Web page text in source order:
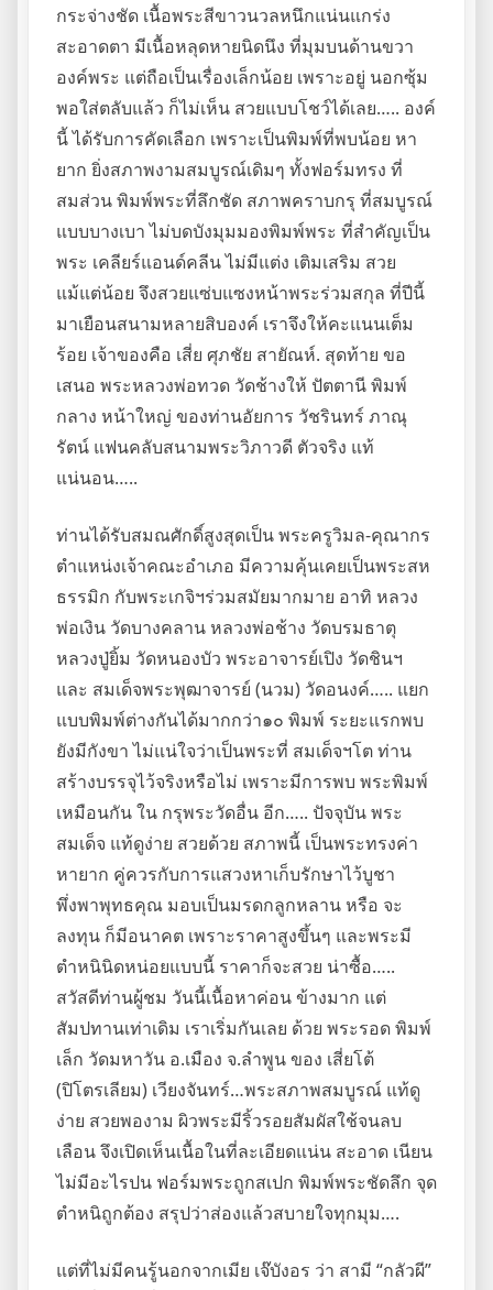
กระจ่างชัด เนื้อพระสีขาวนวลหนึกแน่นแกร่ง
สะอาดตา มีเนื้อหลุดหายนิดนึง ที่มุมบนด้านขวา
องค์พระ แต่ถือเป็นเรื่องเล็กน้อย เพราะอยู่ นอกซุ้ม
พอใส่ตลับแล้ว ก็ไม่เห็น สวยแบบโชว์ได้เลย….. องค์
นี้ ได้รับการคัดเลือก เพราะเป็นพิมพ์ที่พบน้อย หา
ยาก ยิ่งสภาพงามสมบูรณ์เดิมๆ ทั้งฟอร์มทรง ที่
สมส่วน พิมพ์พระที่ลึกชัด สภาพคราบกรุ ที่สมบูรณ์
แบบบางเบา ไม่บดบังมุมมองพิมพ์พระ ที่สำคัญเป็น
พระ เคลียร์แอนด์คลีน ไม่มีแต่ง เติมเสริม สวย
แม้แต่น้อย จึงสวยแซ่บแซงหน้าพระร่วมสกุล ที่ปีนี้
มาเยือนสนามหลายสิบองค์ เราจึงให้คะแนนเต็ม
ร้อย เจ้าของคือ เสี่ย ศุภชัย สายัณห์. สุดท้าย ขอ
เสนอ พระหลวงพ่อทวด วัดช้างให้ ปัตตานี พิมพ์
กลาง หน้าใหญ่ ของท่านอัยการ วัชรินทร์ ภาณุ
รัตน์ แฟนคลับสนามพระวิภาวดี ตัวจริง แท้
แน่นอน…..
ท่านได้รับสมณศักดิ์สูงสุดเป็น พระครูวิมล-คุณากร
ตำแหน่งเจ้าคณะอำเภอ มีความคุ้นเคยเป็นพระสห
ธรรมิก กับพระเกจิฯร่วมสมัยมากมาย อาทิ หลวง
พ่อเงิน วัดบางคลาน หลวงพ่อช้าง วัดบรมธาตุ
หลวงปู่ยิ้ม วัดหนองบัว พระอาจารย์เปิง วัดชินฯ
และ สมเด็จพระพุฒาจารย์ (นวม) วัดอนงค์….. แยก
แบบพิมพ์ต่างกันได้มากกว่า๑๐ พิมพ์ ระยะแรกพบ
ยังมีกังขา ไม่แน่ใจว่าเป็นพระที่ สมเด็จฯโต ท่าน
สร้างบรรจุไว้จริงหรือไม่ เพราะมีการพบ พระพิมพ์
เหมือนกัน ใน กรุพระวัดอื่น อีก….. ปัจจุบัน พระ
สมเด็จ แท้ดูง่าย สวยด้วย สภาพนี้ เป็นพระทรงค่า
หายาก คู่ควรกับการแสวงหาเก็บรักษาไว้บูชา
พึ่งพาพุทธคุณ มอบเป็นมรดกลูกหลาน หรือ จะ
ลงทุน ก็มีอนาคต เพราะราคาสูงขึ้นๆ และพระมี
ตำหนินิดหน่อยแบบนี้ ราคาก็จะสวย น่าซื้อ…..
สวัสดีท่านผู้ชม วันนี้เนื้อหาค่อน ข้างมาก แต่
สัมปทานเท่าเดิม เราเริ่มกันเลย ด้วย พระรอด พิมพ์
เล็ก วัดมหาวัน อ.เมือง จ.ลำพูน ของ เสี่ยโต้
(ปิโตรเลียม) เวียงจันทร์…พระสภาพสมบูรณ์ แท้ดู
ง่าย สวยพองาม ผิวพระมีริ้วรอยสัมผัสใช้จนลบ
เลือน จึงเปิดเห็นเนื้อในที่ละเอียดแน่น สะอาด เนียน
ไม่มีอะไรปน ฟอร์มพระถูกสเปก พิมพ์พระชัดลึก จุด
ตำหนิถูกต้อง สรุปว่าส่องแล้วสบายใจทุกมุม….
แต่ที่ไม่มีคนรู้นอกจากเมีย เจ๊บังอร ว่า สามี “กลัวผี”